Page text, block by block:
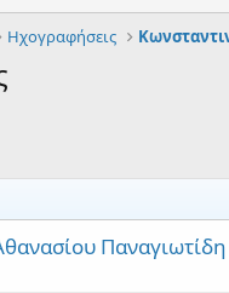
Ηχογραφήσεις
Παναγιωτίδη